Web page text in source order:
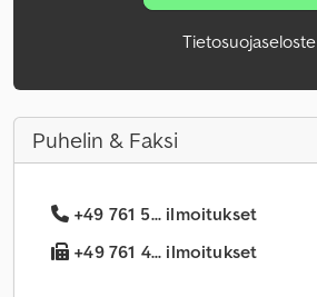
Tietosuojaseloste
Puhelin & Faksi
+49 761 5... ilmoitukset
+49 761 4... ilmoitukset